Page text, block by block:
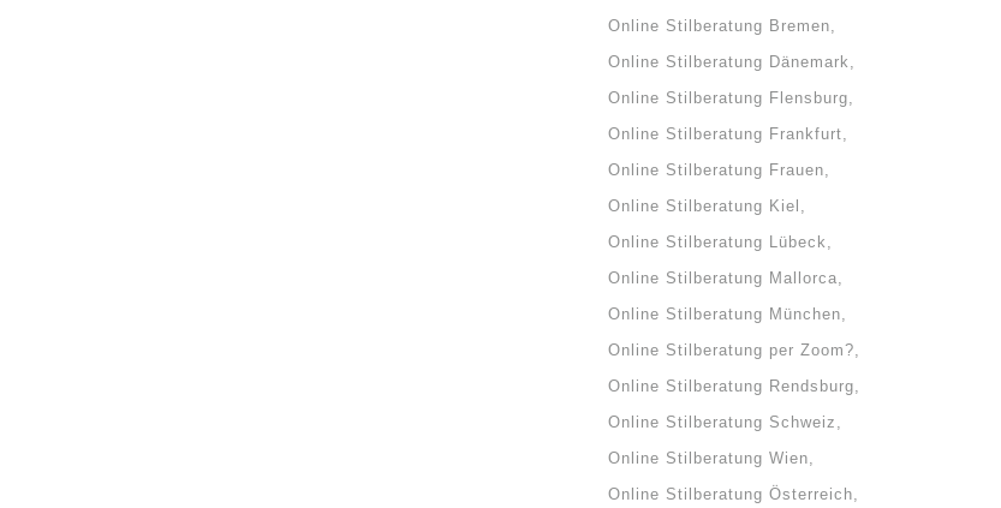
Online Stilberatung Bremen
Online Stilberatung Dänemark
Online Stilberatung Flensburg
Online Stilberatung Frankfurt
Online Stilberatung Frauen
Online Stilberatung Kiel
Online Stilberatung Lübeck
Online Stilberatung Mallorca
Online Stilberatung München
Online Stilberatung per Zoom?
Online Stilberatung Rendsburg
Online Stilberatung Schweiz
Online Stilberatung Wien
Online Stilberatung Österreich